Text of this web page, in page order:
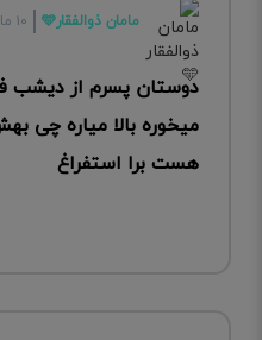
مامان ذوالفقار🩵 ۱۰ ماهگی
دوستان پسرم از دیشب
میخوره بالا میاره چی
هست برا استفراغ